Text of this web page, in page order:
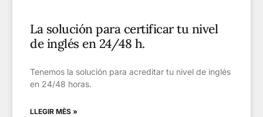
La solución para certificar tu nivel
de inglés en 24/48 h.
Tenemos la solución para acreditar tu nivel de inglés
en 24/48 horas.
LLEGIR MÈS »